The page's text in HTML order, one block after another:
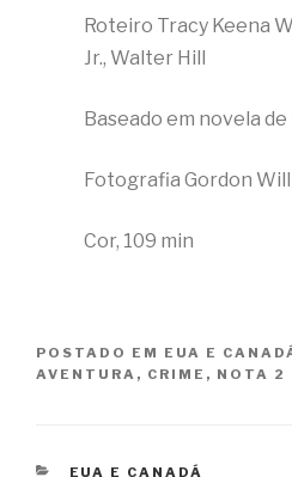
Roteiro Tracy Keena
Jr., Walter Hill
Baseado em novela
Fotografia Gordon
Cor, 109 min
POSTADO EM EUA E
AVENTURA , CRIME , NOTA 2
CATEGORIAS
EUA E CANADÁ